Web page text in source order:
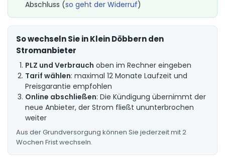
Abschluss (so geht der Widerruf)
So wechseln Sie in Klein Döbbern den
Stromanbieter
PLZ und Verbrauch oben im Rechner eingeben
Tarif wählen: maximal 12 Monate Laufzeit und
Preisgarantie empfohlen
Online abschließen: Die Kündigung übernimmt der
neue Anbieter, der Strom fließt ununterbrochen
weiter
Aus der Grundversorgung können Sie jederzeit mit 2
Wochen Frist wechseln.